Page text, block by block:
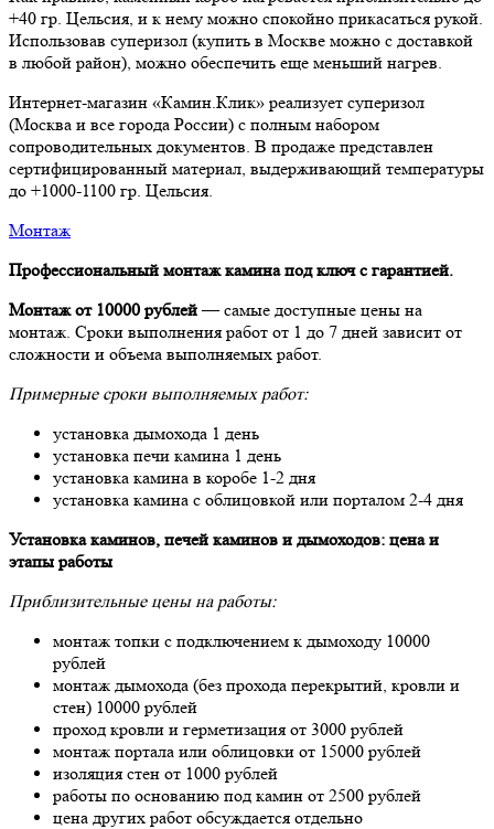
+40 гр. Цельсия, и к нему можно спокойно прикасаться рукой.
Использовав суперизол (купить в Москве можно с доставкой
в любой район), можно обеспечить еще меньший нагрев.
Интернет-магазин «Камин.Клик» реализует суперизол
(Москва и все города России) с полным набором
сопроводительных документов. В продаже представлен
сертифицированный материал, выдерживающий температуры
до +1000-1100 гр. Цельсия.
Монтаж
Профессиональный монтаж камина под ключ с гарантией.
Монтаж от 10000 рублей— самые доступные цены на
монтаж. Сроки выполнения работ от 1 до 7 дней зависит от
сложности и объема выполняемых работ.
Примерные сроки выполняемых работ:
установка дымохода 1 день
установка печи камина 1 день
установка камина в коробе 1-2 дня
установка камина с облицовкой или порталом 2-4 дня
Установка каминов, печей каминов и дымоходов: цена и
этапы работы
Приблизительные цены на работы:
монтаж топки с подключением к дымоходу 10000
рублей
монтаж дымохода (без прохода перекрытий, кровли и
стен) 10000 рублей
проход кровли и герметизация от 3000 рублей
монтаж портала или облицовки от 15000 рублей
изоляция стен от 1000 рублей
работы по основанию под камин от 2500 рублей
цена других работ обсуждается отдельно